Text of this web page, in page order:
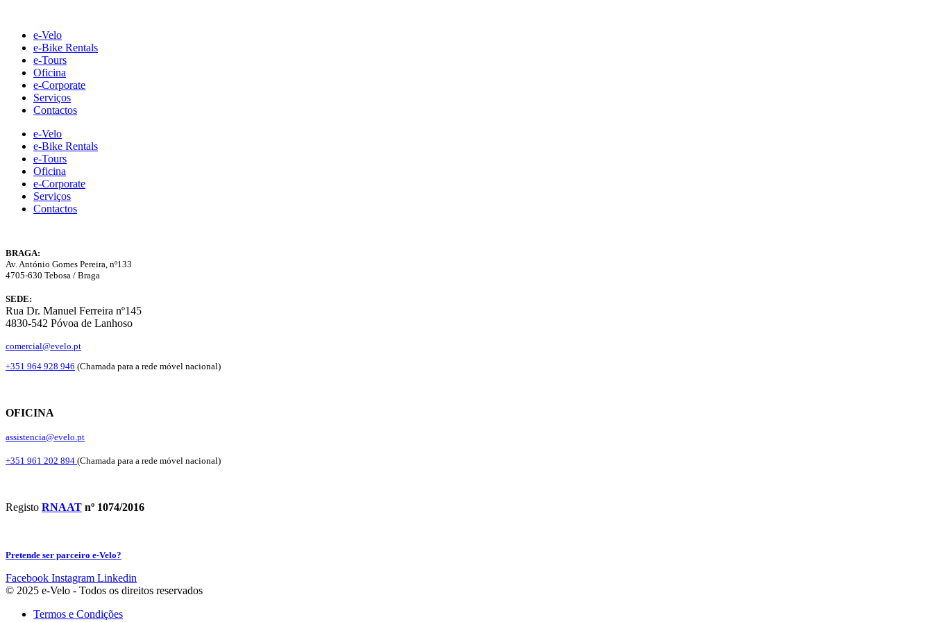
contente-Velo
e-Bike Rentals
e-Tours
Oficina
e-Corporate
Serviços
Contactos
e-Velo
e-Bike Rentals
e-Tours
Oficina
e-Corporate
Serviços
Contactos
BRAGA:
Av. António Gomes Pereira, nº133
4705-630 Tebosa / Braga
SEDE:
Rua Dr. Manuel Ferreira nº145
4830-542 Póvoa de Lanhoso
comercial@evelo.pt
+351 964 928 946 (Chamada para a rede móvel nacional)
OFICINA
assistencia@evelo.pt
+351 961 202 894 (Chamada para a rede móvel nacional)
Registo RNAAT nº 1074/2016
Pretende ser parceiro e-Velo?
Facebook Instagram Linkedin
© 2025 e-Velo - Todos os direitos reservados
Termos e Condições